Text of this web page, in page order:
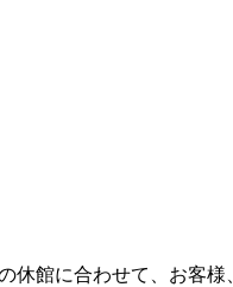
館に合わせて、お客